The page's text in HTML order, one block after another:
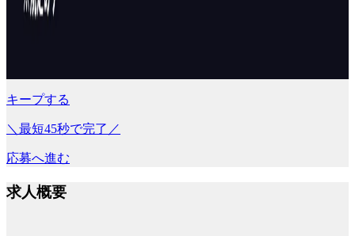
キープする
＼最短45秒で完了／
応募へ進む
求人概要